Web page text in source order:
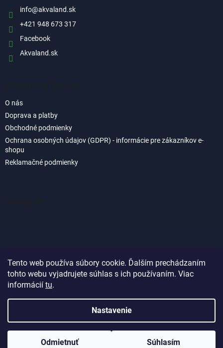
Tento web používa súbory cookie. Ďalším prechádzaním
tohto webu vyjadrujete súhlas s ich používaním. Viac
informácií tu.
Nastavenie
Odmietnuť Súhlasím
info@akvaland.sk
+421 948 673 317
Facebook
Akvaland.sk
O nás
Doprava a platby
Obchodné podmienky
Ochrana osobných údajov (GDPR) - informácie pre zákazníkov e-
shopu
Reklamačné podmienky
Sledovať na Instagrame
Vytvoril Shoptet
Copyright 2026Akvaland.sk . Všetky práva vyhradené.